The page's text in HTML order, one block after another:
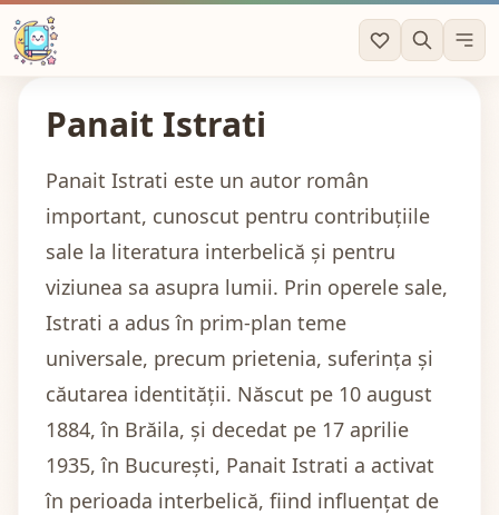
Panait Istrati
Panait Istrati este un autor român
important, cunoscut pentru contribuțiile
sale la literatura interbelică și pentru
viziunea sa asupra lumii. Prin operele sale,
Istrati a adus în prim-plan teme
universale, precum prietenia, suferința și
căutarea identității. Născut pe 10 august
1884, în Brăila, și decedat pe 17 aprilie
1935, în București, Panait Istrati a activat
în perioada interbelică, fiind influențat de